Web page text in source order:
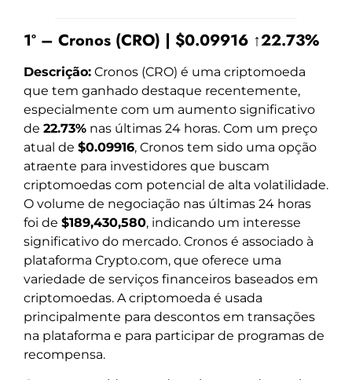
1º – Cronos (CRO) | $0.09916 ↑22.73%
Descrição: Cronos (CRO) é uma criptomoeda
que tem ganhado destaque recentemente,
especialmente com um aumento significativo
de 22.73% nas últimas 24 horas. Com um preço
atual de $0.09916, Cronos tem sido uma opção
atraente para investidores que buscam
criptomoedas com potencial de alta volatilidade.
O volume de negociação nas últimas 24 horas
foi de $189,430,580, indicando um interesse
significativo do mercado. Cronos é associado à
plataforma Crypto.com, que oferece uma
variedade de serviços financeiros baseados em
criptomoedas. A criptomoeda é usada
principalmente para descontos em transações
na plataforma e para participar de programas de
recompensa.